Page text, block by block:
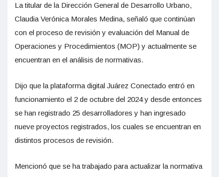
La titular de la Dirección General de Desarrollo Urbano,
Claudia Verónica Morales Medina, señaló que continúan
con el proceso de revisión y evaluación del Manual de
Operaciones y Procedimientos (MOP) y actualmente se
encuentran en el análisis de normativas.
Dijo que la plataforma digital Juárez Conectado entró en
funcionamiento el 2 de octubre del 2024 y desde entonces
se han registrado 25 desarrolladores y han ingresado
nueve proyectos registrados, los cuales se encuentran en
distintos procesos de revisión.
Mencionó que se ha trabajado para actualizar la normativa